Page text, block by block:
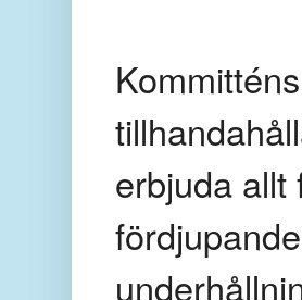
erbjuda allt